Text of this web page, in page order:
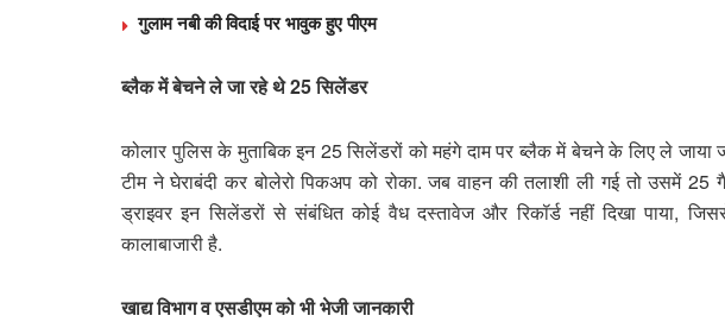
गुलाम नबी की विदाई पर भावुक हुए पीएम
ब्लैक में बेचने ले जा रहे थे 25 सिलेंडर
कोलार पुलिस के मुताबिक इन 25 सिलेंडरों को महंगे दाम पर ब्लैक में बेचने के लिए ले जाया
टीम ने घेराबंदी कर बोलेरो पिकअप को रोका. जब वाहन की तलाशी ली गई तो उसमें
ड्राइवर इन सिलेंडरों से संबंधित कोई वैध दस्तावेज और रिकॉर्ड नहीं दिखा पाया,
कालाबाजारी है.
खाद्य विभाग व एसडीएम को भी भेजी जानकारी